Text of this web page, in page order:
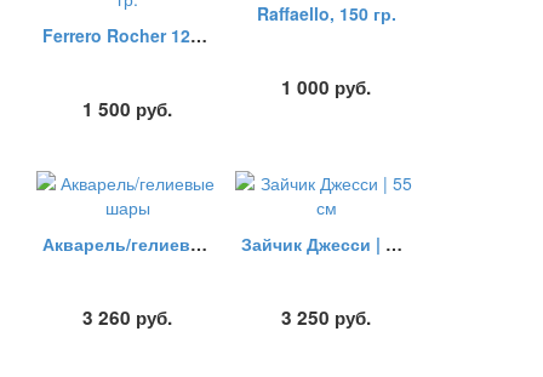
Ferrero Rocher 125 гр.
1 500 руб.
Raffaello, 150 гр.
1 000 руб.
Акварель/гелиевые шары
3 260 руб.
Зайчик Джесси | 55 см
3 250 руб.